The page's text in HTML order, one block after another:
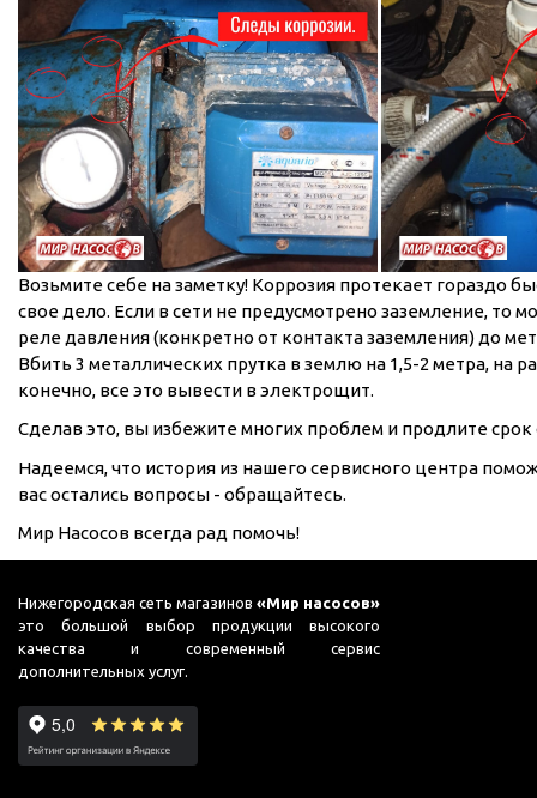
Аренда
Оборудование для перекачивания
топлива
Насосы для перекачки
бензина
Насосы для перекачки
ДТ
Насосы для перекачки
масел
Запчасти
Leo
Unipump
Aquario
DAB
Jemix
Возьмите себе на заметку! Коррозия протекает гораздо
свое дело. Если в сети не предусмотрено заземление, то
реле давления (конкретно от контакта заземления) до
Вбить 3 металлических прутка в землю на 1,5-2 метра, на
конечно, все это вывести в электрощит.
Сделав это, вы избежите многих проблем и продлите
Надеемся, что история из нашего сервисного центра
вас остались вопросы - обращайтесь.
Мир Насосов всегда рад помочь!
Нижегородская сеть магазинов«Мир насосов»
это большой выбор продукции высокого
качества и современный сервис
дополнительных услуг.